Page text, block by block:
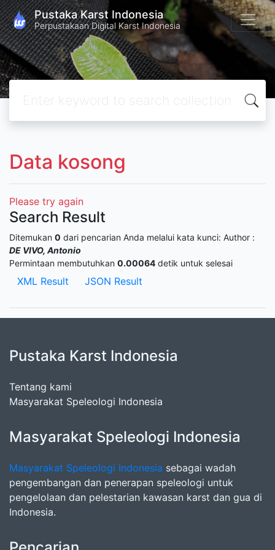
Pustaka Karst Indonesia
Perpustakaan Digital Karst Indonesia
Data kosong
Please try again
Search Result
Ditemukan 0 dari pencarian Anda melalui kata kunci: Author :
DE VIVO, Antonio
Permintaan membutuhkan 0.00064 detik untuk selesai
XML Result JSON Result
Pustaka Karst Indonesia
Tentang kami
Masyarakat Speleologi Indonesia
Masyarakat Speleologi Indonesia
Masyarakat Speleologi Indonesia sebagai wadah
pengembangan dan penerapan speleologi untuk
pengelolaan dan pelestarian kawasan karst dan gua di
Indonesia.